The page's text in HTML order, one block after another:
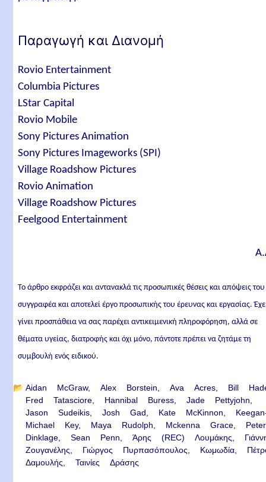
Παραγωγή και Διανομή
Rovio Entertainment
Columbia Pictures
LStar Capital
Rovio Mobile
Sony Pictures Animation
Sony Pictures Imageworks (SPI)
Village Roadshow Pictures
Rovio Animation
Village Roadshow Pictures
Feelgood Entertainment
Το άρθρο εκφράζει και αντανακλά τις προσωπικές θέσεις και απόψεις του
συγγραφέα και αποτελεί έργο προσωπικής του έρευνας και εργασίας.
γίνει προσπάθεια να σας παρέχει αντικειμενική πληροφόρηση, αλλά σε
θέματα υγείας, διατροφής και όχι μόνο, πάντοτε πρέπει να ζητάμε τη
συμβουλή ενός ειδικού.
📂 Aidan McGraw Alex Borstein Ava Acres
Bill
Fred Tatasciore
Hannibal Buress
Jade Pettyjohn
Jason Sudeikis
Josh Gad Kate McKinnon
Michael Key
Maya Rudolph Mckenna Grace
Peter
Dinklage
Sean Penn Άρης (REC) Λουμάκης
Ζουγανέλης
Γιώργος Πυρπασόπουλος Κωμωδία
Δαμουλής
Ταινίες Δράσης